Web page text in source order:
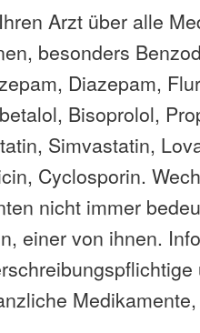
Arzt über alle
besonders
Diazepam,
Bisoprolol,
Simvastatin,
Cyclosporin.
nicht immer
einer von ihnen.